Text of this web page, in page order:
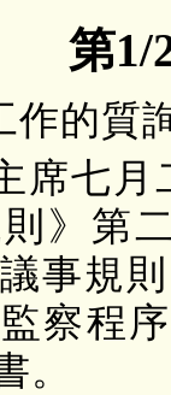
第1/
作的質
席七
》第
事規
察程
。